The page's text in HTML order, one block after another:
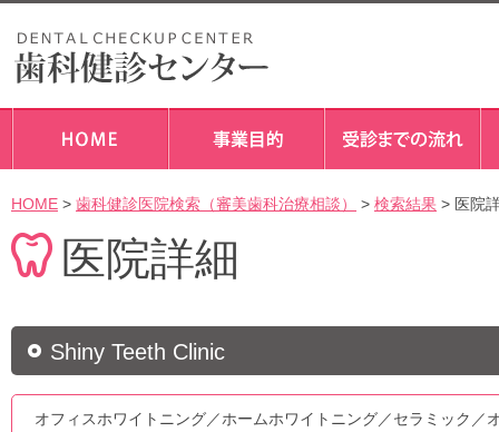
HOME > 歯科健診医院検索（審美歯科治療相談） > 検索結果 > 医院
医院詳細
Shiny Teeth Clinic
オフィスホワイトニング／ホームホワイトニング／セラミック／